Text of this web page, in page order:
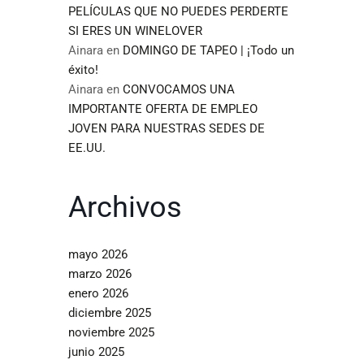
PELÍCULAS QUE NO PUEDES PERDERTE
SI ERES UN WINELOVER
Ainara en DOMINGO DE TAPEO | ¡Todo un
éxito!
Ainara en CONVOCAMOS UNA
IMPORTANTE OFERTA DE EMPLEO
JOVEN PARA NUESTRAS SEDES DE
EE.UU.
Archivos
mayo 2026
marzo 2026
enero 2026
diciembre 2025
noviembre 2025
junio 2025